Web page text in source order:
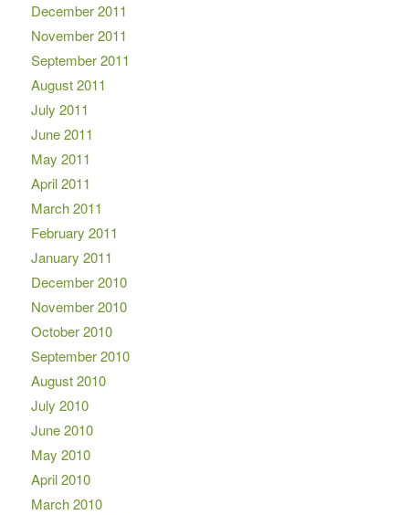
December 2011
November 2011
September 2011
August 2011
July 2011
June 2011
May 2011
April 2011
March 2011
February 2011
January 2011
December 2010
November 2010
October 2010
September 2010
August 2010
July 2010
June 2010
May 2010
April 2010
March 2010